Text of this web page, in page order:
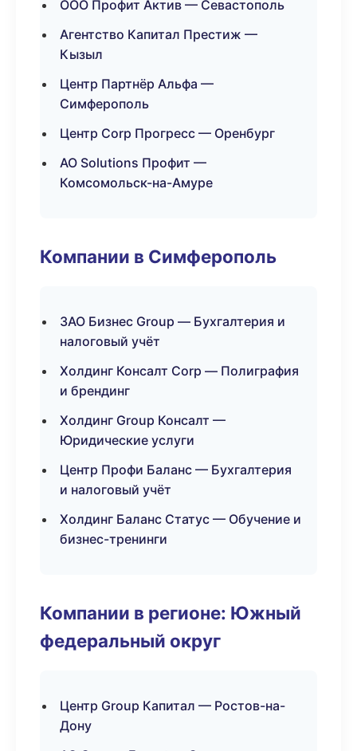
ООО Профит Актив — Севастополь
Агентство Капитал Престиж —
Кызыл
Центр Партнёр Альфа —
Симферополь
Центр Corp Прогресс — Оренбург
АО Solutions Профит —
Комсомольск-на-Амуре
Компании в Симферополь
ЗАО Бизнес Group — Бухгалтерия и
налоговый учёт
Холдинг Консалт Corp — Полиграфия
и брендинг
Холдинг Group Консалт —
Юридические услуги
Центр Профи Баланс — Бухгалтерия
и налоговый учёт
Холдинг Баланс Статус — Обучение и
бизнес-тренинги
Компании в регионе: Южный
федеральный округ
Центр Group Капитал — Ростов-на-
Дону